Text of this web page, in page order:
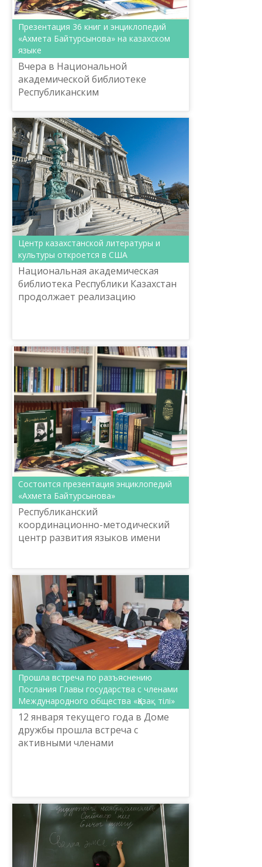
Презентация 36 книг и энциклопедий
«Ахмета Байтурсынова» на казахском
языке
Вчера в Национальной
академической библиотеке
Республиканским
центром развития языков имени
Ш.Шаяхметова был проведен
круглый стол на тему «Послани...
Центр казахстанской литературы и
культуры откроется в США
Национальная академическая
библиотека Республики Казахстан
продолжает реализацию
Национальных биб...
Состоится презентация энциклопедий
«Ахмета Байтурсынова»
Республиканский
координационно-методический
центр развития языков имени
Государства: казахский язык в
новой глобальн...
Прошла встреча по разъяснению
Послания Главы государства с членами
Международного общества «Қазақ тілі»
12 января текущего года в Доме
дружбы прошла встреча с
активными членами